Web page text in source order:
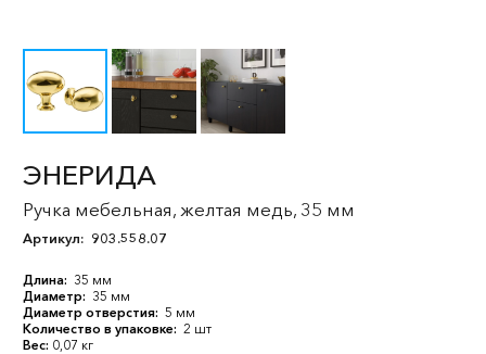
ЭНЕРИДА
Ручка мебельная, желтая медь, 35 мм
Артикул: 903.558.07
Длина: 35 мм
Диаметр: 35 мм
Диаметр отверстия: 5 мм
Количество в упаковке: 2 шт
Вес: 0,07 кг